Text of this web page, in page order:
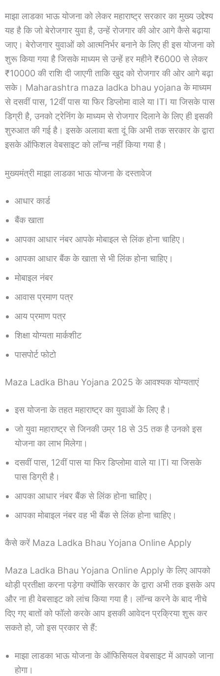
माझा लाडका भाऊ योजना को लेकर महाराष्ट्र सरकार का मुख्य उद्देश्य
यह है कि जो बेरोजगार युवा है, उन्हें रोजगार की ओर आगे कैसे बढ़ाया
जाए। बेरोजगार युवाओं को आत्मनिर्भर बनाने के लिए ही इस योजना को
शुरू किया गया है जिसके माध्यम से उन्हें हर महीने ₹6000 से लेकर
₹10000 की राशि दी जाएगी ताकि खुद को रोजगार की ओर आगे बढ़ा
सके। Maharashtra maza ladka bhau yojana के माध्यम
से दसवीं पास, 12वीं पास या फिर डिप्लोमा वाले या ITI या जिसके पास
डिग्री है, उनको ट्रेनिंग के माध्यम से रोजगार दिलाने के लिए ही इसकी
शुरुआत की गई है। इसके अलावा बता दूं कि अभी तक सरकार के द्वारा
इसके ऑफिशल वेबसाइट को लॉन्च नहीं किया गया है।
मुख्यमंत्री माझा लाडका भाऊ योजना के दस्तावेज
आधार कार्ड
बैंक खाता
आपका आधार नंबर आपके मोबाइल से लिंक होना चाहिए।
आपका आधार बैंक के खाता से भी लिंक होना चाहिए।
मोबाइल नंबर
आवास प्रमाण पत्र
आय प्रमाण पत्र
शिक्षा योग्यता मार्कशीट
पासपोर्ट फोटो
Maza Ladka Bhau Yojana 2025 के आवश्यक योग्यताएं
इस योजना के तहत महाराष्ट्र का युवाओं के लिए है।
जो युवा महाराष्ट्र से जिनकी उम्र 18 से 35 तक है उनको इस
योजना का लाभ मिलेगा।
दसवीं पास, 12वीं पास या फिर डिप्लोमा वाले या ITI या जिसके
पास डिग्री है।
आपका आधार नंबर बैंक से लिंक होना चाहिए।
आपका मोबाइल नंबर वह भी बैंक से लिंक होना चाहिए।
कैसे करें Maza Ladka Bhau Yojana Online Apply
Maza Ladka Bhau Yojana Online Apply के लिए आपको
थोड़ी प्रतीक्षा करना पड़ेगा क्योंकि सरकार के द्वारा अभी तक इसके अप
और ना ही वेबसाइट को लांच किया गया है। लॉन्च करने के बाद नीचे
दिए गए बातों को फॉलो करके आप इसकी आवेदन प्रक्रिया शुरू कर
सकते हो, जो इस प्रकार से हैं:
माझा लाडका भाऊ योजना के ऑफिसियल वेबसाइट में आपको जाना
होगा।